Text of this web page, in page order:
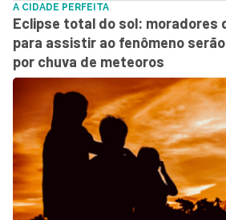
A CIDADE PERFEITA
Eclipse total do sol: moradores
para assistir ao fenômeno
por chuva de meteoros